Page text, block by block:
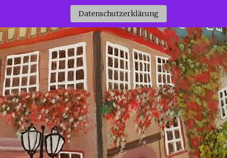
Datenschutzerklärung